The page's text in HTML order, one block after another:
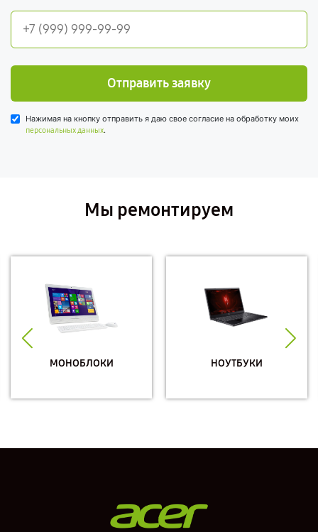
Отправить заявку
Нажимая на кнопку отправить я даю свое согласие на обработку моих
персональных данных.
Мы ремонтируем
МОНОБЛОКИ НОУТБУКИ